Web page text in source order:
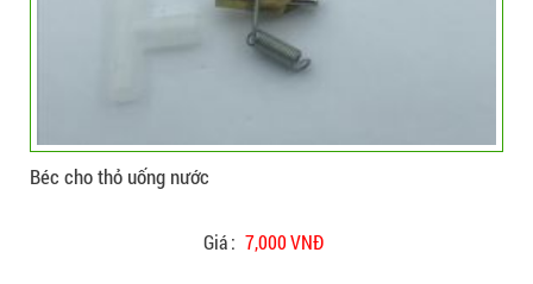
CHI TIẾT
Béc cho heo uống nước
Giá : 19,000 VNĐ
ĐẶT HÀNG